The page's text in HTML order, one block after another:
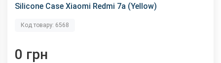
Silicone Case Xiaomi Redmi 7a (Yellow)
Код товару: 6568
0 грн